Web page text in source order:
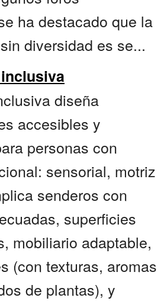
ha destacado que la
diversidad es se...
diseña
accesibles y
personas con
sensorial, motriz
senderos con
superficies
mobiliario adaptable,
(con texturas, aromas
de plantas), y